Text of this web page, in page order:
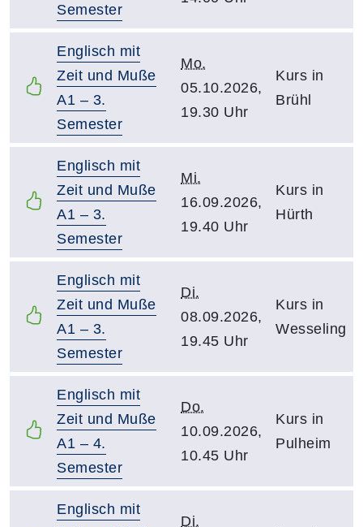
Semester
Englisch mit
Zeit und Muße
A1 – 3.
Semester
Mo.
05.10.2026,
19.30 Uhr
Kurs in
Brühl
Englisch mit
Zeit und Muße
A1 – 3.
Semester
Mi.
16.09.2026,
19.40 Uhr
Kurs in
Hürth
Englisch mit
Zeit und Muße
A1 – 3.
Semester
Di.
08.09.2026,
19.45 Uhr
Kurs in
Wesseling
Englisch mit
Zeit und Muße
A1 – 4.
Semester
Do.
10.09.2026,
10.45 Uhr
Kurs in
Pulheim
Englisch mit
Di.